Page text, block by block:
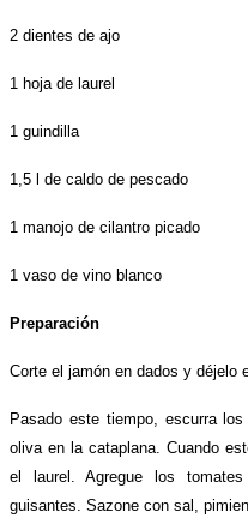
2 dientes de ajo
1 hoja de laurel
1 guindilla
1,5 l de caldo de pescado
1 manojo de cilantro picado
1 vaso de vino blanco
Preparación
Corte el jamón en dados y déjelo
Pasado este tiempo, escurra
oliva en la cataplana. Cuando
el laurel. Agregue los
guisantes. Sazone con sal,